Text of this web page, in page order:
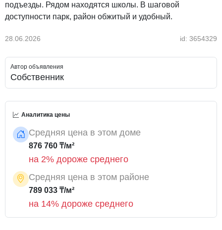
подъезды. Рядом находятся школы. В шаговой
доступности парк, район обжитый и удобный.
28.06.2026 id: 3654329
Автор объявления
Собственник
Аналитика цены
Средняя цена в этом доме
876 760 ₸/м²
на 2% дороже среднего
Средняя цена в этом районе
789 033 ₸/м²
на 14% дороже среднего